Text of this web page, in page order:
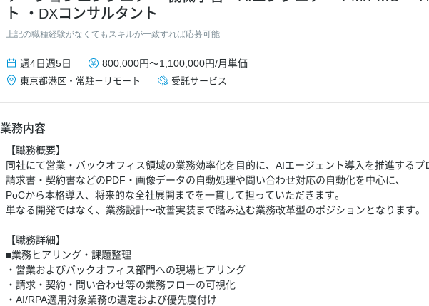
ト
DXコンサルタント
上記の職種経験がなくてもスキルが一致すれば応募可能
週4日週5日 800,000円～1,100,000円/月単価
東京都港区 ・ 常駐＋リモート 受託サービス
業務内容
【職務概要】
同社にて営業・バックオフィス領域の業務効率化を目的に、AIエージェント導入を推進するプ
請求書・契約書などのPDF・画像データの自動処理や問い合わせ対応の自動化を中心に、
PoCから本格導入、将来的な全社展開までを一貫して担っていただきます。
単なる開発ではなく、業務設計〜改善実装まで踏み込む業務改革型のポジションとなります。
【職務詳細】
■業務ヒアリング・課題整理
・営業およびバックオフィス部門への現場ヒアリング
・請求・契約・問い合わせ等の業務フローの可視化
・AI/RPA適用対象業務の選定および優先度付け